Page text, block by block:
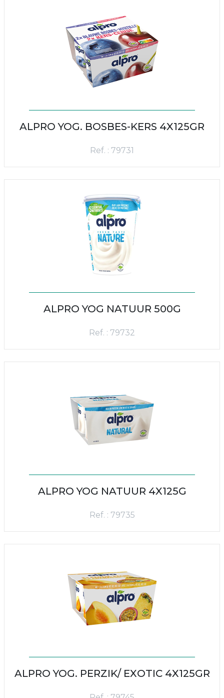
ALPRO YOG. BOSBES-KERS 4X125GR
Ref. : 79731
ALPRO YOG NATUUR 500G
Ref. : 79732
ALPRO YOG NATUUR 4X125G
Ref. : 79735
ALPRO YOG. PERZIK/ EXOTIC 4X125GR